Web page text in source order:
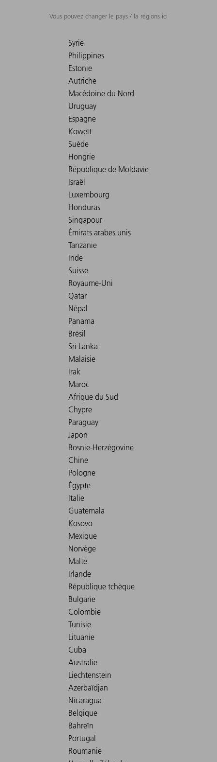
Vous pouvez changer le pays / la régions ici